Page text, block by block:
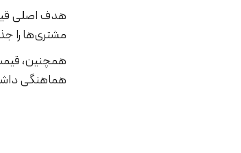
هدف اصلی
مشتری‌ها را
همچنین، قیمت
هماهنگی